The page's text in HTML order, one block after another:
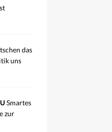
das
uns
Smartes
zur